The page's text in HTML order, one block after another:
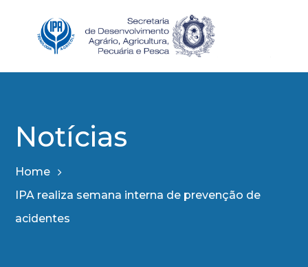
Notícias
Home
IPA realiza semana interna de prevenção de
acidentes